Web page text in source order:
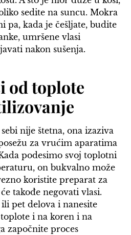
sedite na suncu. Mokra
pa, kada je češljate, budite
umršene vlasi
nakon sušenja.
od toplote
nije štetna, ona izaziva
za vrućim aparatima
podesimo svoj toplotni
on bukvalno može
koristite preparat za
takođe negovati vlasi.
pet delova i nanesite
i na koren i na
započnite proces